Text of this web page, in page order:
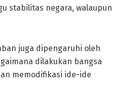
stabilitas negara, walaupun
juga dipengaruhi oleh
dilakukan bangsa
memodifikasi ide-ide